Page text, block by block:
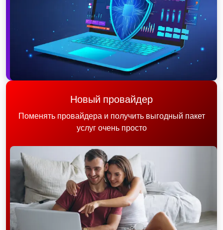
Новый провайдер
Поменять провайдера и получить выгодный пакет
услуг очень просто